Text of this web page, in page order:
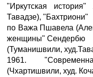
"Иркутская
Тавадзе), "Бахтриони"
по Важа Пшавела
женщины" Сендербю
(Туманишвили,
1961.
(Чхартишвили, худ.